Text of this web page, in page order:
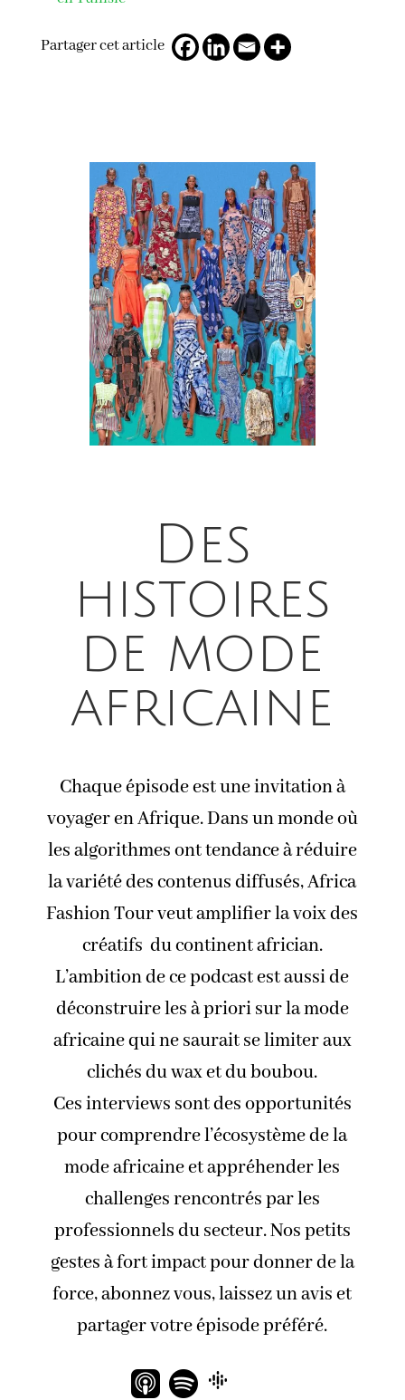
Partager cet article
Des
histoires
de mode
africaine
Chaque épisode est une invitation à
voyager en Afrique. Dans un monde où
les algorithmes ont tendance à réduire
la variété des contenus diffusés, Africa
Fashion Tour veut amplifier la voix des
créatifs du continent africian.
L’ambition de ce podcast est aussi de
déconstruire les à priori sur la mode
africaine qui ne saurait se limiter aux
clichés du wax et du boubou.
Ces interviews sont des opportunités
pour comprendre l’écosystème de la
mode africaine et appréhender les
challenges rencontrés par les
professionnels du secteur. Nos petits
gestes à fort impact pour donner de la
force, abonnez vous, laissez un avis et
partager votre épisode préféré.